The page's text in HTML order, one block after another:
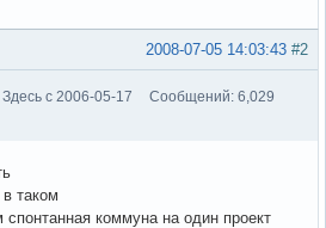
#2
2008-07-05 14:03:43
Здесь с 2006-05-17
Сообщений: 6,029
таком
спонтанная коммуна на один проект